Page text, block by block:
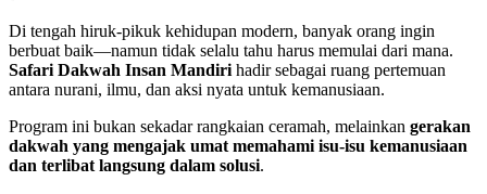
Di tengah hiruk-pikuk kehidupan modern, banyak orang ingin
berbuat baik—namun tidak selalu tahu harus memulai dari mana.
Safari Dakwah Insan Mandiri hadir sebagai ruang pertemuan
antara nurani, ilmu, dan aksi nyata untuk kemanusiaan.
Program ini bukan sekadar rangkaian ceramah, melainkan gerakan
dakwah yang mengajak umat memahami isu-isu kemanusiaan
dan terlibat langsung dalam solusi.